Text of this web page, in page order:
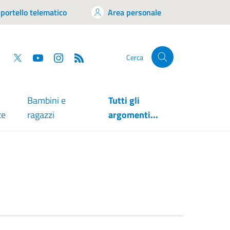
telematico Area personale
Facebook
Twitter YouTube Cerca
Bambini e
ragazzi
Tutti gli
argomenti...